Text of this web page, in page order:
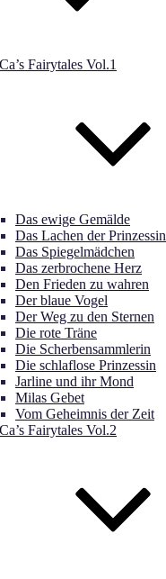
Fairytales Vol.1
Das ewige Gemälde
Das Lachen der Prinzessin
Das Spiegelmädchen
Das zerbrochene Herz
Den Frieden zu wahren
Der blaue Vogel
Der Weg zu den Sternen
Die rote Träne
Die Scherbensammlerin
Die schlaflose Prinzessin
Jarline und ihr Mond
Milas Gebet
Vom Geheimnis der Zeit
Fairytales Vol.2